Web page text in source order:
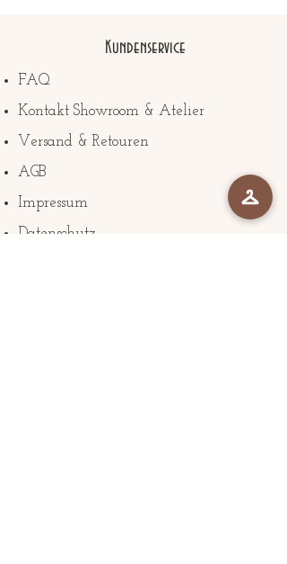
Kundenservice
FAQ
Kontakt Showroom & Atelier
Versand & Retouren
AGB
Impressum
Datenschutz